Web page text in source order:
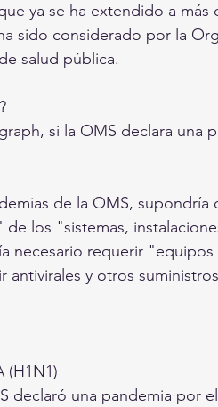
ya se ha extendido a más
sido considerado por la
salud pública.
si la OMS declara una
de la OMS,
los "sistemas,
necesario requerir
y otros
(H1N1)
declaró una pandemia por